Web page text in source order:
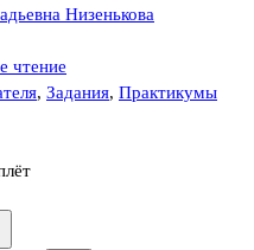
Низенькова
чтение
, Задания, Практикумы